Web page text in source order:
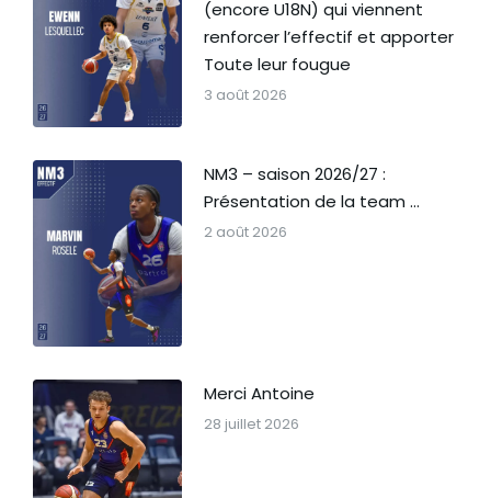
(encore U18N) qui viennent
renforcer l’effectif et apporter
Toute leur fougue
3 août 2026
NM3 – saison 2026/27 :
Présentation de la team …
2 août 2026
Merci Antoine
28 juillet 2026